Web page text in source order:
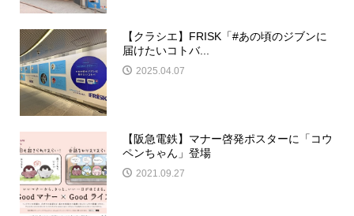
【クラシエ】FRISK「#あの頃のジブンに
届けたいコトバ...
2025.04.07
【阪急電鉄】マナー啓発ポスターに「コウ
ペンちゃん」登場
2021.09.27